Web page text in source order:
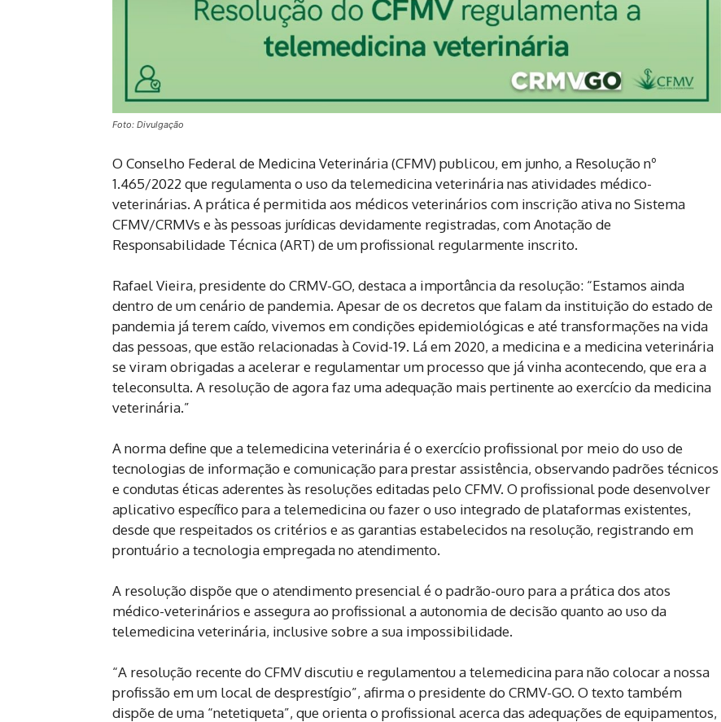
Foto: Divulgação
O Conselho Federal de Medicina Veterinária (CFMV) publicou, em junho, a Resolução nº
1.465/2022 que regulamenta o uso da telemedicina veterinária nas atividades médico-
veterinárias. A prática é permitida aos médicos veterinários com inscrição ativa no Sistema
CFMV/CRMVs e às pessoas jurídicas devidamente registradas, com Anotação de
Responsabilidade Técnica (ART) de um profissional regularmente inscrito.
Rafael Vieira, presidente do CRMV-GO, destaca a importância da resolução: “Estamos ainda
dentro de um cenário de pandemia. Apesar de os decretos que falam da instituição do estado de
pandemia já terem caído, vivemos em condições epidemiológicas e até transformações na vida
das pessoas, que estão relacionadas à Covid-19. Lá em 2020, a medicina e a medicina veterinária
se viram obrigadas a acelerar e regulamentar um processo que já vinha acontecendo, que era a
teleconsulta. A resolução de agora faz uma adequação mais pertinente ao exercício da medicina
veterinária.”
A norma define que a telemedicina veterinária é o exercício profissional por meio do uso de
tecnologias de informação e comunicação para prestar assistência, observando padrões técnicos
e condutas éticas aderentes às resoluções editadas pelo CFMV. O profissional pode desenvolver
aplicativo específico para a telemedicina ou fazer o uso integrado de plataformas existentes,
desde que respeitados os critérios e as garantias estabelecidos na resolução, registrando em
prontuário a tecnologia empregada no atendimento.
A resolução dispõe que o atendimento presencial é o padrão-ouro para a prática dos atos
médico-veterinários e assegura ao profissional a autonomia de decisão quanto ao uso da
telemedicina veterinária, inclusive sobre a sua impossibilidade.
“A resolução recente do CFMV discutiu e regulamentou a telemedicina para não colocar a nossa
profissão em um local de desprestígio”, afirma o presidente do CRMV-GO. O texto também
dispõe de uma “netetiqueta”, que orienta o profissional acerca das adequações de equipamentos,